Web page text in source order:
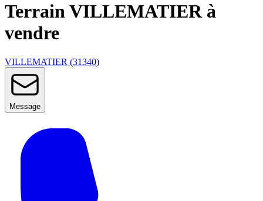
Terrain VILLEMATIER à
vendre
VILLEMATIER (31340)
Message